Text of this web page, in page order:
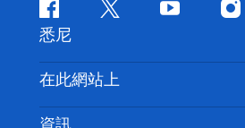
Facebook嘰
喳
喳
Youtube
悉尼
聯絡我們
免責聲明
在此網站上
目的地